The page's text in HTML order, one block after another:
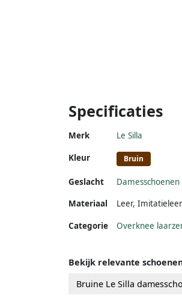
Specificaties
Merk Le Silla
Kleur Bruin
Geslacht
Damesschoenen
Materiaal
Leer, Imitatieleer
Categorie Overknee
Bekijk relevante
Bruine Le Silla